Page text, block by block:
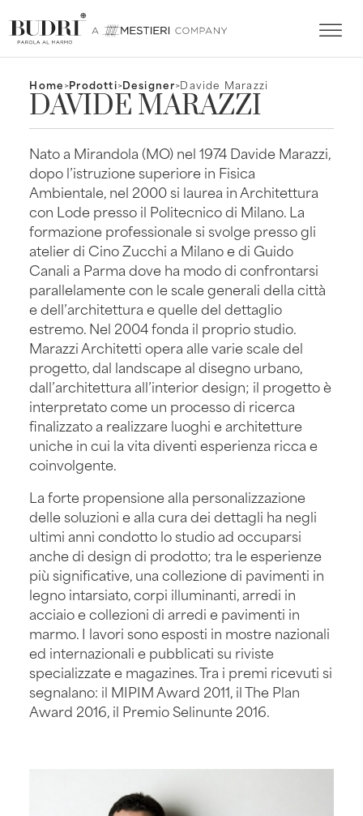
Home>Prodotti>Designer>Davide Marazzi
DAVIDE MARAZZI
Nato a Mirandola (MO) nel 1974 Davide Marazzi,
dopo l’istruzione superiore in Fisica
Ambientale, nel 2000 si laurea in Architettura
con Lode presso il Politecnico di Milano. La
formazione professionale si svolge presso gli
atelier di Cino Zucchi a Milano e di Guido
Canali a Parma dove ha modo di confrontarsi
parallelamente con le scale generali della città
e dell’architettura e quelle del dettaglio
estremo. Nel 2004 fonda il proprio studio.
Marazzi Architetti opera alle varie scale del
progetto, dal landscape al disegno urbano,
dall’architettura all’interior design; il progetto è
interpretato come un processo di ricerca
finalizzato a realizzare luoghi e architetture
uniche in cui la vita diventi esperienza ricca e
coinvolgente.
La forte propensione alla personalizzazione
delle soluzioni e alla cura dei dettagli ha negli
ultimi anni condotto lo studio ad occuparsi
anche di design di prodotto; tra le esperienze
più significative, una collezione di pavimenti in
legno intarsiato, corpi illuminanti, arredi in
acciaio e collezioni di arredi e pavimenti in
marmo. I lavori sono esposti in mostre nazionali
ed internazionali e pubblicati su riviste
specializzate e magazines. Tra i premi ricevuti si
segnalano: il MIPIM Award 2011, il The Plan
Award 2016, il Premio Selinunte 2016.